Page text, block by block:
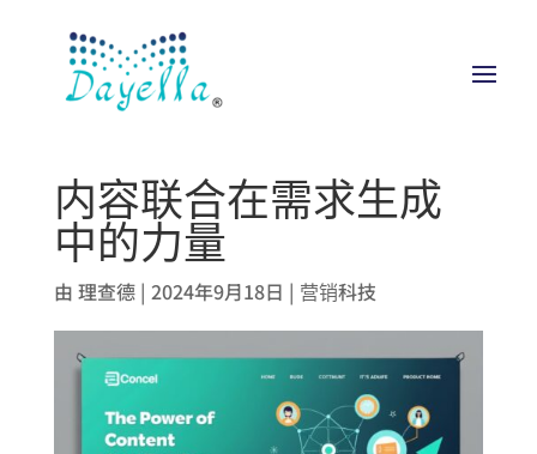
内容联合在需求生成
中的力量
由 理查德| 2024年9月18日 | 营销科技